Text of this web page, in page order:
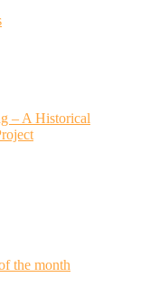
– A Historical
the month